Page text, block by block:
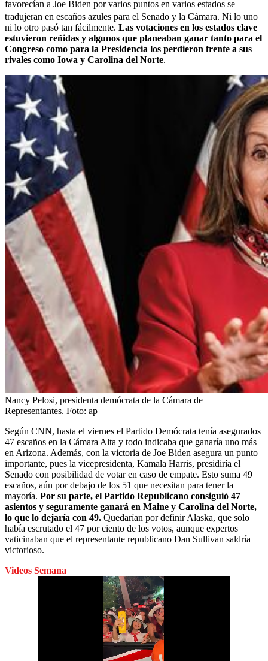
favorecían a Joe Biden por varios puntos en varios estados se
tradujeran en escaños azules para el Senado y la Cámara. Ni lo uno
ni lo otro pasó tan fácilmente. Las votaciones en los estados clave
estuvieron reñidas y algunos que planeaban ganar tanto para el
Congreso como para la Presidencia los perdieron frente a sus
rivales como Iowa y Carolina del Norte.
Nancy Pelosi, presidenta demócrata de la Cámara de
Representantes. Foto: ap
Según CNN, hasta el viernes el Partido Demócrata tenía asegurados
47 escaños en la Cámara Alta y todo indicaba que ganaría uno más
en Arizona. Además, con la victoria de Joe Biden asegura un punto
importante, pues la vicepresidenta, Kamala Harris, presidiría el
Senado con posibilidad de votar en caso de empate. Esto suma 49
escaños, aún por debajo de los 51 que necesitan para tener la
mayoría. Por su parte, el Partido Republicano consiguió 47
asientos y seguramente ganará en Maine y Carolina del Norte,
lo que lo dejaría con 49. Quedarían por definir Alaska, que solo
había escrutado el 47 por ciento de los votos, aunque expertos
vaticinaban que el representante republicano Dan Sullivan saldría
victorioso.
Videos Semana